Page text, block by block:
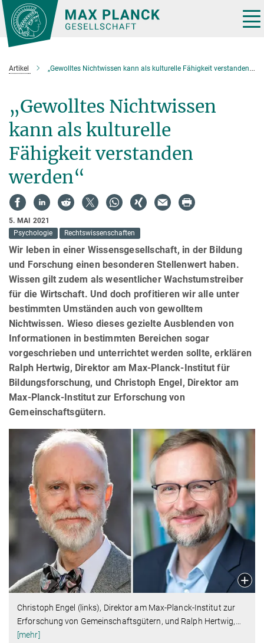
Hauptinhalt
Artikel „Gewolltes Nichtwissen kann als kulturelle Fähigkeit verstanden werden“
„Gewolltes Nichtwissen
kann als kulturelle
Fähigkeit verstanden
werden“
5. MAI 2021
Psychologie
Rechtswissenschaften
Wir leben in einer Wissensgesellschaft, in der Bildung
und Forschung einen besonderen Stellenwert haben.
Wissen gilt zudem als wesentlicher Wachstumstreiber
für die Wirtschaft. Und doch profitieren wir alle unter
bestimmten Umständen auch von gewolltem
Nichtwissen. Wieso dieses gezielte Ausblenden von
Informationen in bestimmten Bereichen sogar
vorgeschrieben und unterrichtet werden sollte, erklären
Ralph Hertwig, Direktor am Max-Planck-Institut für
Bildungsforschung, und Christoph Engel, Direktor am
Max-Planck-Institut zur Erforschung von
Gemeinschaftsgütern.
Christoph Engel (links), Direktor am Max-Planck-Institut zur
Erforschung von Gemeinschaftsgütern, und Ralph Hertwig,
[mehr]